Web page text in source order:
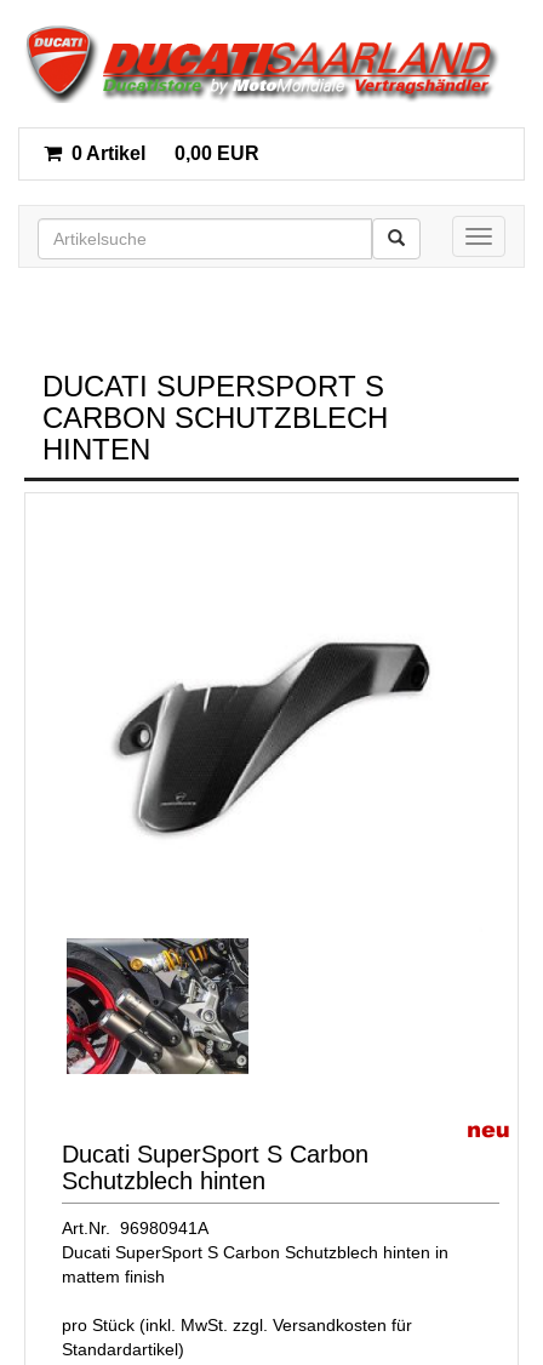
0 Artikel 0,00 EUR
Toggle
DUCATI SUPERSPORT S
CARBON SCHUTZBLECH
HINTEN
Ducati SuperSport S Carbon
Schutzblech hinten
Art.Nr. 96980941A
Ducati SuperSport S Carbon Schutzblech hinten in
mattem finish
pro Stück (inkl. MwSt. zzgl. Versandkosten für
Standardartikel)